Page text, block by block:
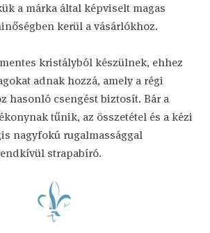
a márka által képviselt magas
kerül a vásárlókhoz.
kristályból készülnek, ehhez
adnak hozzá, amely a régi
hasonló csengést biztosít. Bár a
tűnik, az összetétel és a kézi
nagyfokú rugalmassággal
strapabíró.